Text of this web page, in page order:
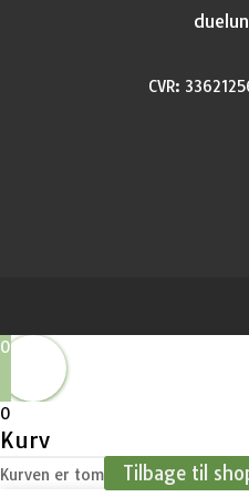
CVR:
0
0
Kurv
Kurven er tom Tilbage til